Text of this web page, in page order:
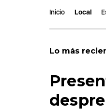
Inicio Local
Lo más